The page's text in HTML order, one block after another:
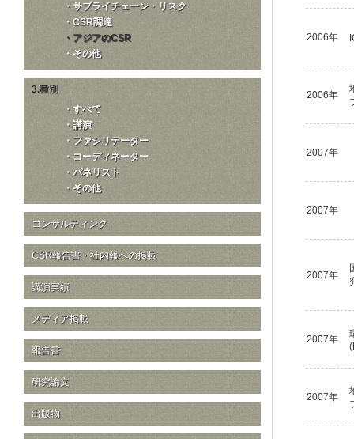
・サプライチェーン・リスク
・CSR調達
・アジアのCSR
・その他
3.種別
・すべて
・講演
・ファシリテーター
・コーディネーター
・パネリスト
・その他
コンサルティング
CSR報告書・社内報への掲載
講演実績
メディア掲載
報告書
研究論文
出版物
2006年
2006年
2007年
2007年
2007年
2007年
2007年